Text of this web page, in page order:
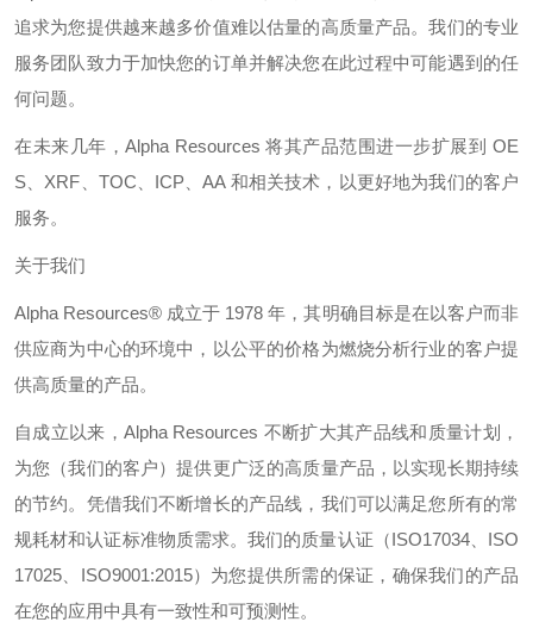
追求为您提供越来越多价值难以估量的高质量产品。我们的专业
服务团队致力于加快您的订单并解决您在此过程中可能遇到的任
何问题。
在未来几年，Alpha Resources将其产品范围进一步扩展到OE
S
XRF TOC ICP 、AA 和相关技术，以更好地为我们的客户
服务。
关于我们
Alpha Resources® 成立于 1978年，其明确目标是在以客户而非
供应商为中心的环境中，以公平的价格为燃烧分析行业的客户提
供高质量的产品。
自成立以来， Alpha Resources 不断扩大其产品线和质量计划，
为您（我们的客户）提供更广泛的高质量产品，以实现长期持续
的节约。凭借我们不断增长的产品线，我们可以满足您所有的常
规耗材和认证标准物质需求。我们的质量认证（ISO17034、 ISO
17025
ISO9001:2015）为您提供所需的保证，确保我们的产品
在您的应用中具有一致性和可预测性。